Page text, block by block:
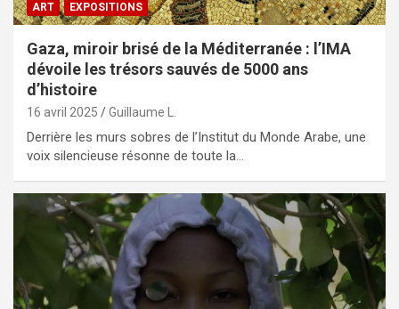
ART EXPOSITIONS
Gaza, miroir brisé de la Méditerranée : l’IMA
dévoile les trésors sauvés de 5000 ans
d’histoire
16 avril 2025 Guillaume L.
Derrière les murs sobres de l’Institut du Monde Arabe, une
voix silencieuse résonne de toute la…